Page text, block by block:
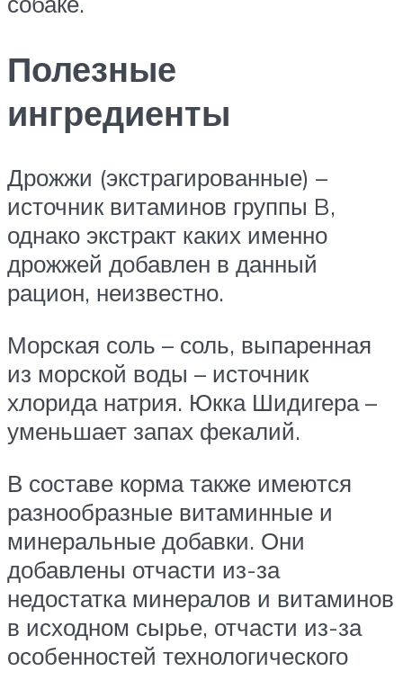
Полезные
ингредиенты
Дрожжи (экстрагированные) –
источник витаминов группы B,
однако экстракт каких именно
дрожжей добавлен в данный
рацион, неизвестно.
Морская соль – соль, выпаренная
из морской воды – источник
хлорида натрия. Юкка Шидигера –
уменьшает запах фекалий.
В составе корма также имеются
разнообразные витаминные и
минеральные добавки. Они
добавлены отчасти из-за
недостатка минералов и витаминов
в исходном сырье, отчасти из-за
особенностей технологического